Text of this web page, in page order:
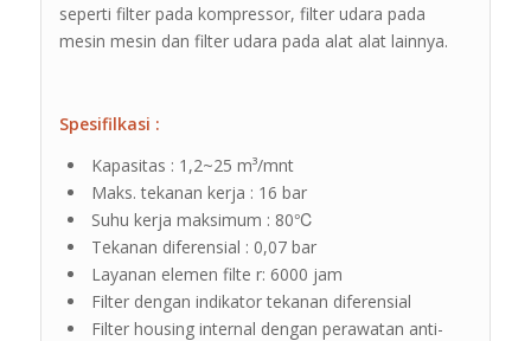
seperti filter pada kompressor, filter udara pada
mesin mesin dan filter udara pada alat alat lainnya.
Spesifilkasi :
Kapasitas : 1,2~25 m³/mnt
Maks. tekanan kerja : 16 bar
Suhu kerja maksimum : 80℃
Tekanan diferensial : 0,07 bar
Layanan elemen filte r: 6000 jam
Filter dengan indikator tekanan diferensial
Filter housing internal dengan perawatan anti-